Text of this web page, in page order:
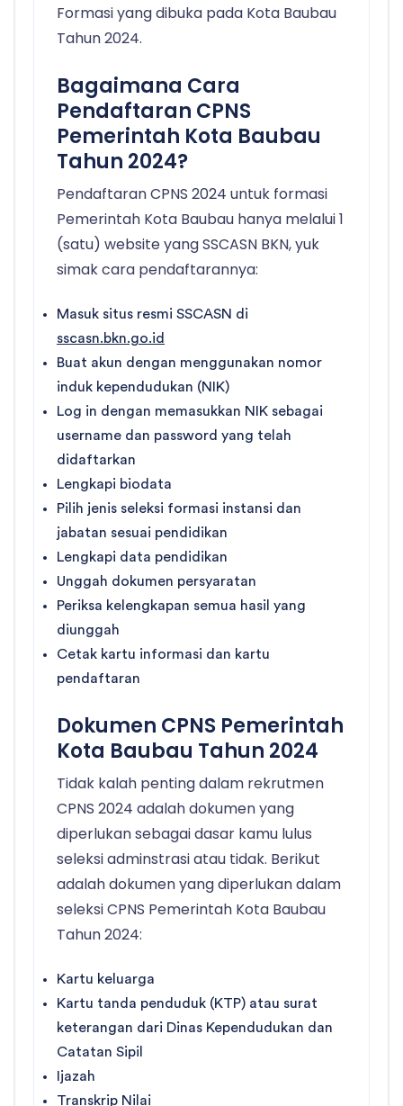
Formasi yang dibuka pada Kota Baubau
Tahun 2024.
Bagaimana Cara
Pendaftaran CPNS
Pemerintah Kota Baubau
Tahun 2024?
Pendaftaran CPNS 2024 untuk formasi
Pemerintah Kota Baubau hanya melalui 1
(satu) website yang SSCASN BKN, yuk
simak cara pendaftarannya:
Masuk situs resmi SSCASN di
sscasn.bkn.go.id
Buat akun dengan menggunakan nomor
induk kependudukan (NIK)
Log in dengan memasukkan NIK sebagai
username dan password yang telah
didaftarkan
Lengkapi biodata
Pilih jenis seleksi formasi instansi dan
jabatan sesuai pendidikan
Lengkapi data pendidikan
Unggah dokumen persyaratan
Periksa kelengkapan semua hasil yang
diunggah
Cetak kartu informasi dan kartu
pendaftaran
Dokumen CPNS Pemerintah
Kota Baubau Tahun 2024
Tidak kalah penting dalam rekrutmen
CPNS 2024 adalah dokumen yang
diperlukan sebagai dasar kamu lulus
seleksi adminstrasi atau tidak. Berikut
adalah dokumen yang diperlukan dalam
seleksi CPNS Pemerintah Kota Baubau
Tahun 2024:
Kartu keluarga
Kartu tanda penduduk (KTP) atau surat
keterangan dari Dinas Kependudukan dan
Catatan Sipil
Ijazah
Transkrip Nilai